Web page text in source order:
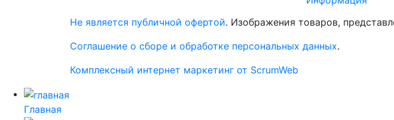
Не является публичной офертой. Изображения товаров,
Соглашение о сборе и обработке персональных данных.
Комплексный интернет маркетинг от ScrumWeb
Главная